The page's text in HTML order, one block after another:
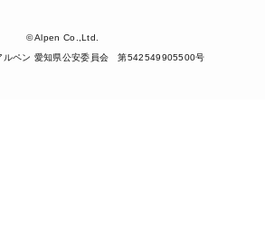
© Alpen Co.,Ltd.
ルペン 愛知県公安委員会 第542549905500号